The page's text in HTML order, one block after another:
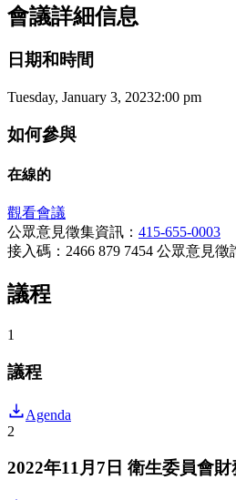
會議詳細信息
日期和時間
Tuesday, January 3, 20232:00 pm
如何參與
在線的
觀看會議
公眾意見徵集資訊： 415-655-0003
接入碼：2466 879 7454 公眾意見徵
議程
1
議程
Agenda
2
2022年11月7日 衛生委員會